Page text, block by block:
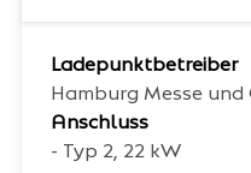
Ladepunktbetreiber
Hamburg Messe und
Anschluss
- Typ 2, 22 kW